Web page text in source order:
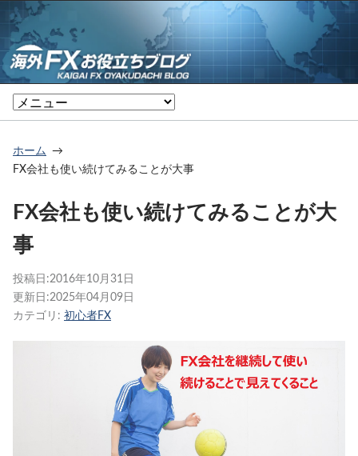
ホーム
FX会社も使い続けてみることが大事
FX会社も使い続けてみることが大
事
投稿日:2016年10月31日
更新日:2025年04月09日
カテゴリ: 初心者FX